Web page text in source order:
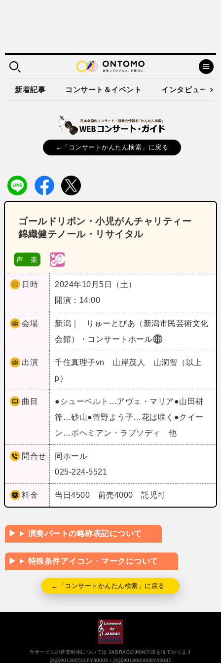
新着記事 コンサート＆イベント インタビュー
←「コンサートかんたん検索」に戻る
ゴールドリボン・小児がんチャリティー
錦織健テノール・リサイタル
声 楽
日時
2024年10月5日（土）
開演：14:00
会場 新潟｜
りゅーとぴあ（新潟市民芸術文化
会館）・コンサートホール
出演
千住真理子vn 山岸茂人 山洞智（以上
p）
曲目
●シューベルト…アヴェ・マリア●山田耕
筰…砂山●菅野よう子…花は咲く●クイー
ン…ボヘミアン・ラプソディ 他
問合せ
同ホール
025-224-5521
料金 当日4500 前売4000 託児可
演奏パートの略称表記について
特殊条件アイコン・マークについて
←「コンサートかんたん検索」に戻る
当サービスの音楽利用については JASRACの利用許諾を得ております
許諾9013065006Y30005
許諾9013065008Y45037